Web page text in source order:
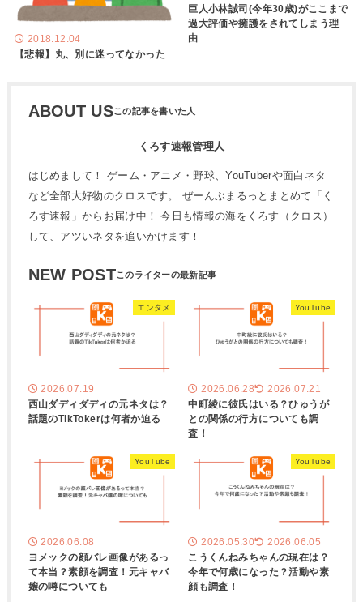
2018.12.04
【悲報】丸、別に迷ってなかった
巨人小林誠司(今年30歳)がここまで
過大評価や擁護をされてしまう理
由
ABOUT US
くろす速報管理人
はじめまして！ ゲーム・アニメ・野球、YouTuberや面白ネタ
など全部大好物のクロスです。 ぜーんぶまるっとまとめて「く
ろす速報」からお届け中！ 今日も情報の海をくろす（クロス）
して、アツいネタを追いかけます！
NEW POST
エンタメ
2026.07.19
西山ダディダディの元ネタは？
話題のTikTokerは何者か迫る
YouTube
2026.06.28 2026.07.21
中町綾に彼氏はいる？ひゅうが
との関係の行方についても調
査！
YouTube
2026.06.08
ヨメックの顔バレ画像があるっ
て本当？素顔を調査！元キャバ
嬢の噂についても
YouTube
2026.05.30 2026.06.05
こうくんねみちゃんの現在は？
今年で何歳になった？活動や素
顔も調査！